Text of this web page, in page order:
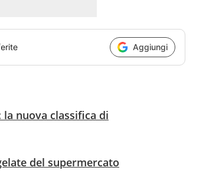
Aggiungi
nuova classifica di
del supermercato